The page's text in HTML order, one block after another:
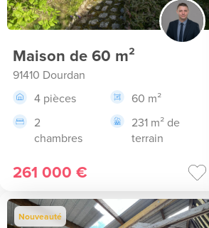
Maison de 60 m²
91410 Dourdan
4 pièces
60 m²
2
chambres
231 m² de
terrain
261 000 €
Nouveauté